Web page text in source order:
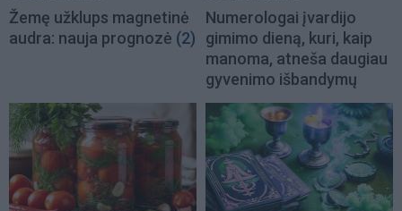
Žemę užklups magnetinė
audra: nauja prognozė (2)
Numerologai įvardijo
gimimo dieną, kuri, kaip
manoma, atneša daugiau
gyvenimo išbandymų